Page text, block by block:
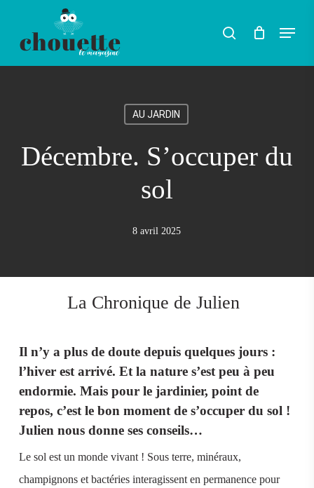
search Menu
AU JARDIN
Décembre. S’occuper du
sol
8 avril 2025
La Chronique de Julien
Il n’y a plus de doute depuis quelques jours :
l’hiver est arrivé. Et la nature s’est peu à peu
endormie. Mais pour le jardinier, point de
repos, c’est le bon moment de s’occuper du sol !
Julien nous donne ses conseils…
Le sol est un monde vivant ! Sous terre, minéraux,
champignons et bactéries interagissent en permanence pour